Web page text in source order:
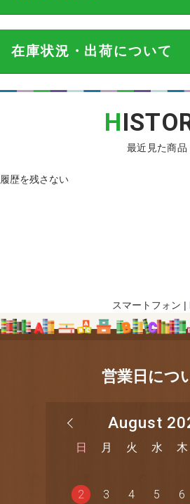
在庫状況・出荷について
H
最近見た商品
履歴を残さない
スマートフォン |
営業日につ
August
日 月 火 水 木
2
3 4 5 6